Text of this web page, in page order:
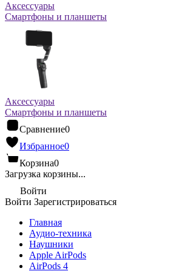
Аксессуары
Смартфоны и планшеты
Аксессуары
Смартфоны и планшеты
Сравнение0
Избранное0
Корзина0
Загрузка корзины...
Войти
Войти Зарегистрироваться
Главная
Аудио-техника
Наушники
Apple AirPods
AirPods 4